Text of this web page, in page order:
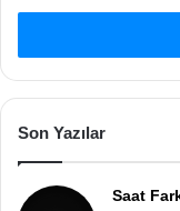
Son Yazılar
Saat